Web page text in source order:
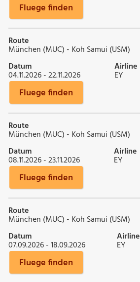
Fluege finden
Route
München (MUC) - Koh Samui (USM)
Datum
04.11.2026 - 22.11.2026
Airline
EY
Fluege finden
Route
München (MUC) - Koh Samui (USM)
Datum
08.11.2026 - 23.11.2026
Airline
EY
Fluege finden
Route
München (MUC) - Koh Samui (USM)
Datum
07.09.2026 - 18.09.2026
Airline
EY
Fluege finden